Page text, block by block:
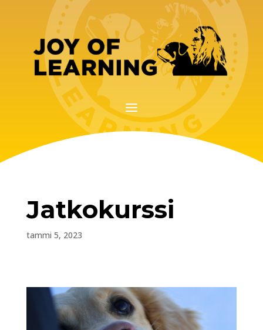
Jatkokurssi
tammi 5, 2023